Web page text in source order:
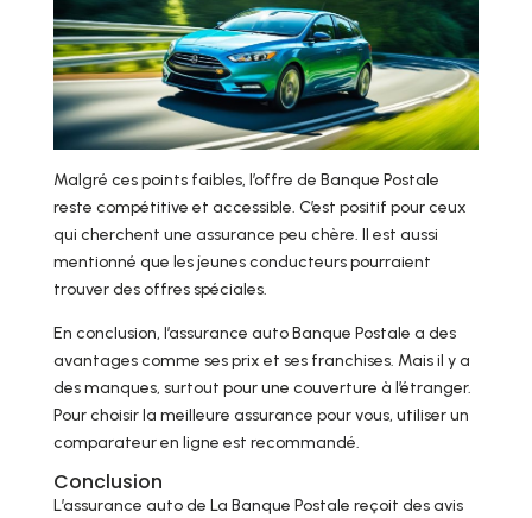
Malgré ces points faibles, l’offre de Banque Postale
reste compétitive et accessible. C’est positif pour ceux
qui cherchent une assurance peu chère. Il est aussi
mentionné que les jeunes conducteurs pourraient
trouver des offres spéciales.
En conclusion, l’assurance auto Banque Postale a des
avantages comme ses prix et ses franchises. Mais il y a
des manques, surtout pour une couverture à l’étranger.
Pour choisir la meilleure assurance pour vous, utiliser un
comparateur en ligne est recommandé.
Conclusion
L’assurance auto de La Banque Postale reçoit des avis